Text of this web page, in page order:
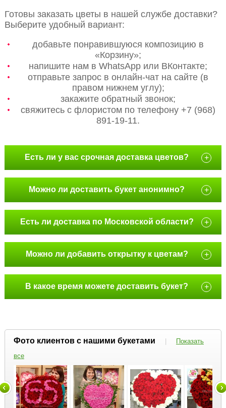
Готовы заказать цветы в нашей службе доставки?
Выберите удобный вариант:
добавьте понравившуюся композицию в
«Корзину»;
напишите нам в WhatsApp или ВКонтакте;
отправьте запрос в онлайн-чат на сайте (в
правом нижнем углу);
закажите обратный звонок;
свяжитесь с флористом по телефону +7 (968)
891-19-11.
Есть ли у вас срочная доставка цветов? +
Можно ли доставить букет анонимно? +
Есть ли доставка по Московской области? +
Можно ли добавить открытку к цветам? +
В какое время можете доставить букет? +
Фото клиентов с нашими букетами |
Показать
все